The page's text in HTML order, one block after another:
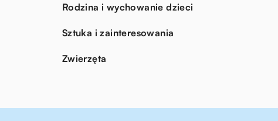
Rodzina i wychowanie dzieci
Sztuka i zainteresowania
Zwierzęta